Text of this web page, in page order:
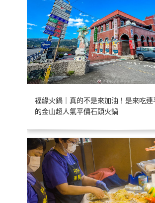
福緣火鍋｜真的不是來加油！是來吃
的金山超人氣平價石頭火鍋